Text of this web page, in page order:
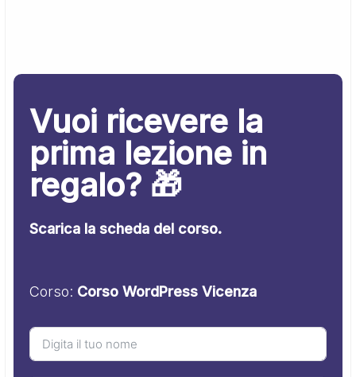
Vuoi ricevere la
prima lezione in
regalo? 🎁
Scarica la scheda del corso.
Corso: Corso WordPress Vicenza